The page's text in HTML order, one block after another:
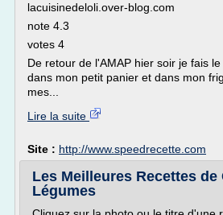
lacuisinedeloli.over-blog.com
note 4.3
votes 4
De retour de l'AMAP hier soir je fais
dans mon petit panier et dans mon
mes...
Lire la suite
Site : http://www.speedrecette.com
Les Meilleures Recettes
Légumes